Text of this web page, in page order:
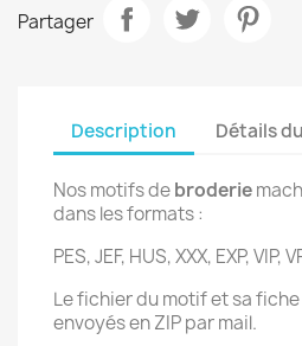
Partager
Description Détails
Nos motifs debroderie
dans les formats :
PES, JEF, HUS, XXX, EXP, VIP,
Le fichier du motif et sa
envoyés en ZIP par mail.